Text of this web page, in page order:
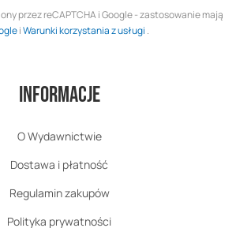
przez reCAPTCHA i Google - zastosowanie mają
iWarunki korzystania z usługi .
Informacje
O Wydawnictwie
Dostawa i płatność
Regulamin zakupów
Polityka prywatności